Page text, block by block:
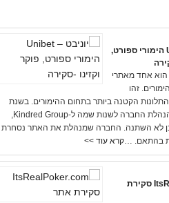
יוניבט – Unibet הימורי ספורט,
יוניבט – Unibet הוא אחד מאתרי
זהו
הקטנה ביותר בתחום ההימורים. בשנת
2016 החליטה הנהלת החברה לשנות שמה ל-Kindred Group,
לא השתנה. החברה שמנהלת את האתר נסחרת
בהתאם. …קרא עוד >>
ItsRealPoker.com סקירת